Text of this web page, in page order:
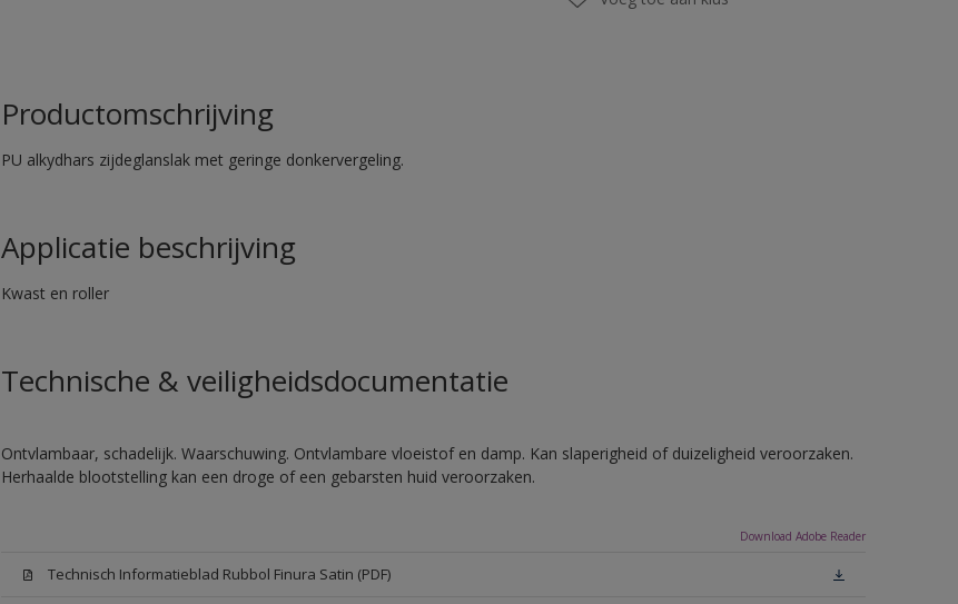
Productomschrijving
PU alkydhars zijdeglanslak met geringe donkervergeling.
Applicatie beschrijving
Kwast en roller
Technische & veiligheidsdocumentatie
Ontvlambaar, schadelijk. Waarschuwing. Ontvlambare vloeistof en damp. Kan slaperigheid of duizeligheid veroorzaken.
Herhaalde blootstelling kan een droge of een gebarsten huid veroorzaken.
Download Adobe Reader
Technisch Informatieblad Rubbol Finura Satin (PDF)